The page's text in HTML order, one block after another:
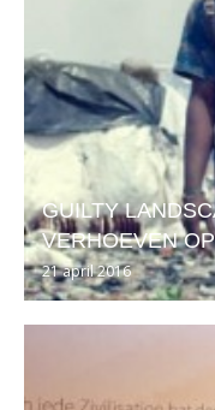
GUILTY
VERHOEVEN
21 april 2016